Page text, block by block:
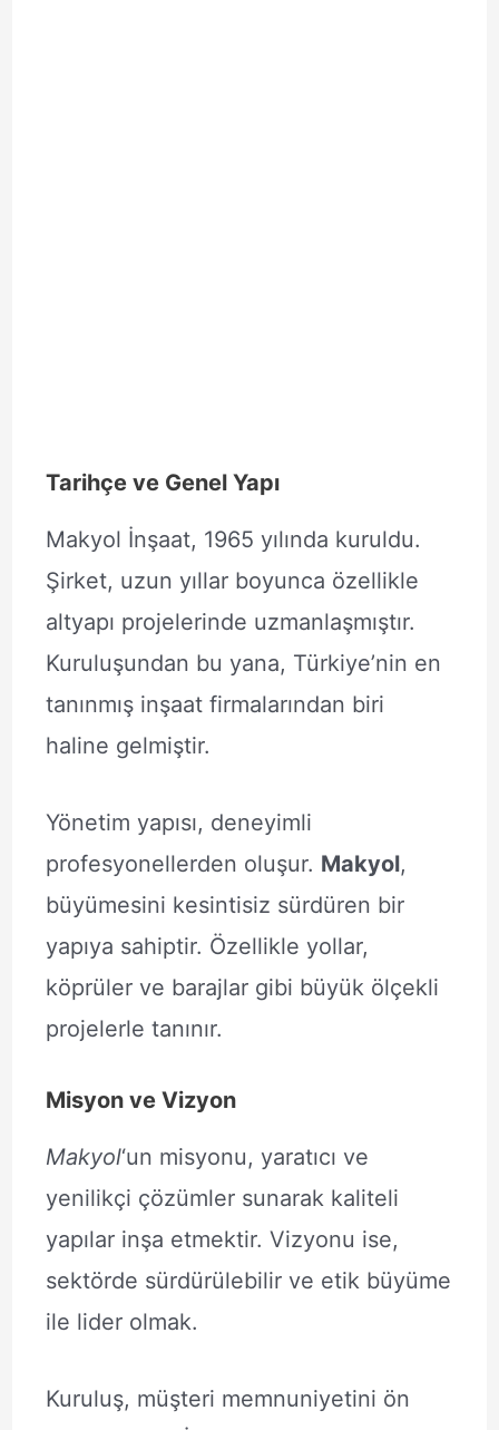
Tarihçe ve Genel Yapı
Makyol İnşaat, 1965 yılında kuruldu.
Şirket, uzun yıllar boyunca özellikle
altyapı projelerinde uzmanlaşmıştır.
Kuruluşundan bu yana, Türkiye’nin en
tanınmış inşaat firmalarından biri
haline gelmiştir.
Yönetim yapısı, deneyimli
profesyonellerden oluşur. Makyol,
büyümesini kesintisiz sürdüren bir
yapıya sahiptir. Özellikle yollar,
köprüler ve barajlar gibi büyük ölçekli
projelerle tanınır.
Misyon ve Vizyon
Makyol‘un misyonu, yaratıcı ve
yenilikçi çözümler sunarak kaliteli
yapılar inşa etmektir. Vizyonu ise,
sektörde sürdürülebilir ve etik büyüme
ile lider olmak.
Kuruluş, müşteri memnuniyetini ön